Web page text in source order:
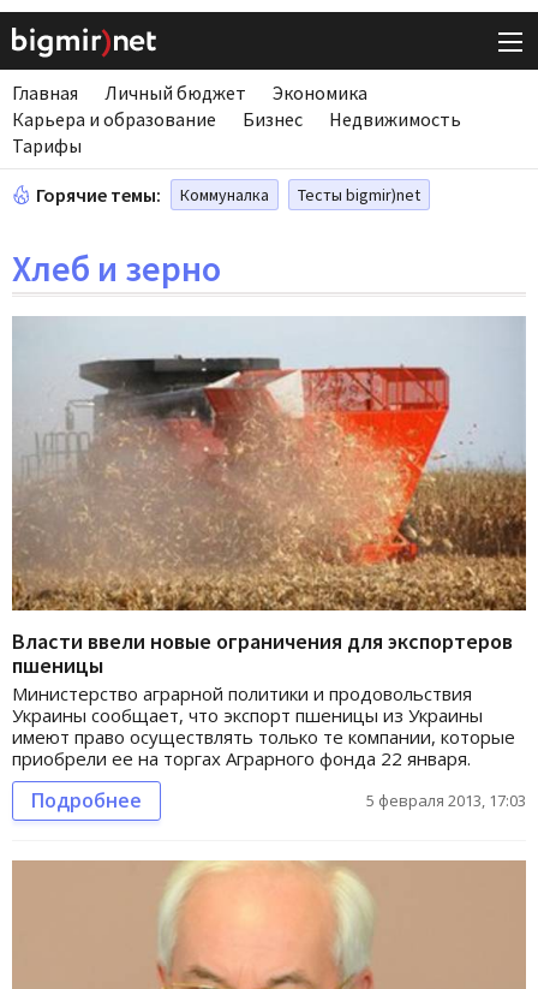
Главная Личный бюджет
Экономика
Карьера и образование
Бизнес
Недвижимость
Тарифы
Горячие темы: Коммуналка Тесты bigmir)net
Хлеб и зерно
Власти ввели новые ограничения для экспортеров
пшеницы
Министерство аграрной политики и продовольствия
Украины сообщает, что экспорт пшеницы из Украины
имеют право осуществлять только те компании, которые
приобрели ее на торгах Аграрного фонда 22 января.
Подробнее 5 февраля 2013, 17:03